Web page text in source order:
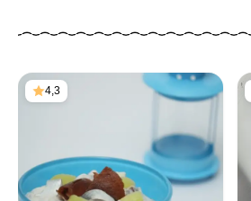
4,3